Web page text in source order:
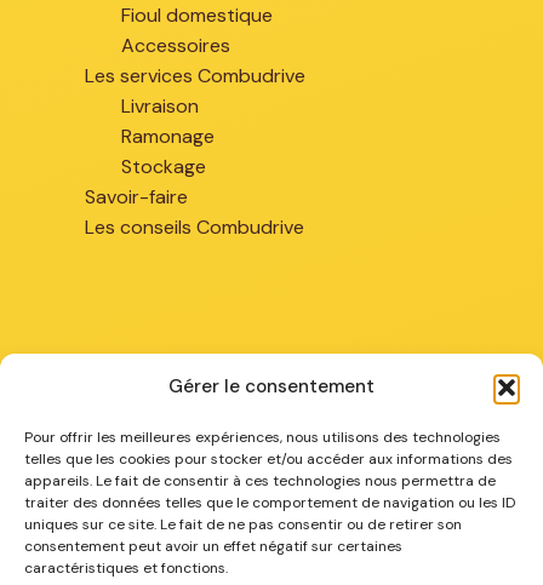
Gérer le consentement
Pour offrir les meilleures expériences, nous utilisons des technologies
telles que les cookies pour stocker et/ou accéder aux informations des
appareils. Le fait de consentir à ces technologies nous permettra de
traiter des données telles que le comportement de navigation ou les ID
uniques sur ce site. Le fait de ne pas consentir ou de retirer son
consentement peut avoir un effet négatif sur certaines
caractéristiques et fonctions.
Fioul domestique
Accessoires
Les services Combudrive
Livraison
Ramonage
Stockage
Savoir-faire
Les conseils Combudrive
Chez vous
Combustibles à Arras
Combustibles à Béthune
Combustibles à La Bassée